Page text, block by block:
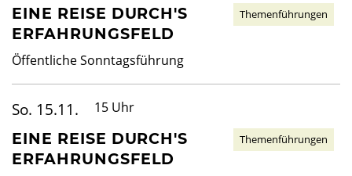
EINE REISE DURCH'S
ERFAHRUNGSFELD
Öffentliche Sonntagsführung
Themenführungen
So. 15.11. 15 Uhr
EINE REISE DURCH'S
ERFAHRUNGSFELD
Themenführungen